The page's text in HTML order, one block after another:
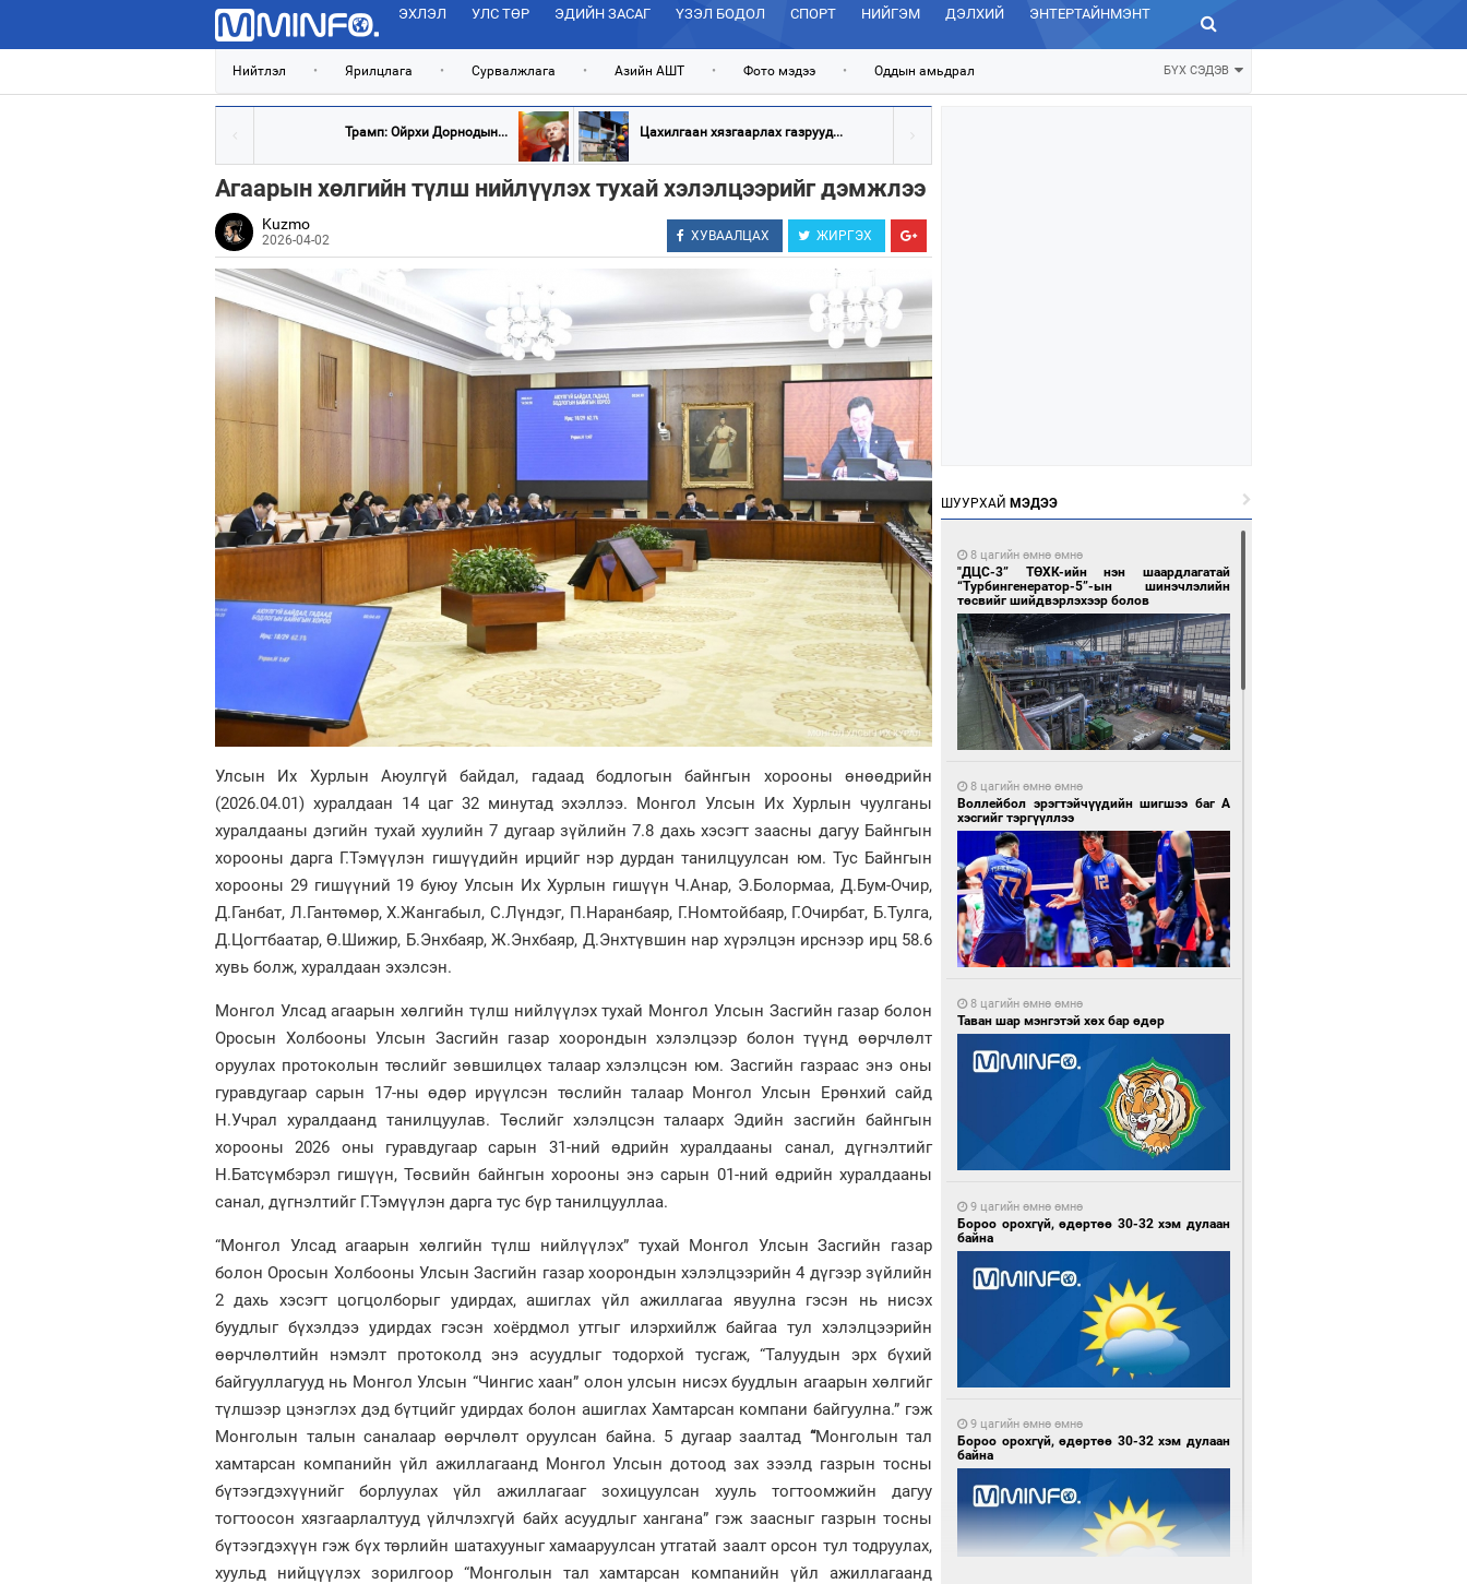
ЭХЛЭЛ УЛС ТӨР ЭДИЙН ЗАСАГ ҮЗЭЛ БОДОЛ СПОРТ НИЙГЭМ ДЭЛХИЙ ЭНТЕРТАЙНМЭНТ ЗУРХАЙ
Нийтлэл • Ярилцлага • Сурвалжлага • Азийн АШТ • Фото мэдээ • Оддын амьдрал БҮХ СЭДЭВ
Трамп: Ойрхи Дорнодын... Цахилгаан хязгаарлах газрууд...
Агаарын хөлгийн түлш нийлүүлэх тухай хэлэлцээрийг дэмжлээ
Kuzmo
2026-04-02 ХУВААЛЦАХ ЖИРГЭХ
Улсын Их Хурлын Аюулгүй байдал, гадаад бодлогын байнгын хорооны өнөөдрийн
(2026.04.01) хуралдаан 14 цаг 32 минутад эхэллээ. Монгол Улсын Их Хурлын чуулганы
хуралдааны дэгийн тухай хуулийн 7 дугаар зүйлийн 7.8 дахь хэсэгт заасны дагуу Байнгын
хорооны дарга Г.Тэмүүлэн гишүүдийн ирцийг нэр дурдан танилцуулсан юм. Тус Байнгын
хорооны 29 гишүүний 19 буюу Улсын Их Хурлын гишүүн Ч.Анар, Э.Болормаа, Д.Бум-Очир,
Д.Ганбат, Л.Гантөмөр, Х.Жангабыл, С.Лүндэг, П.Наранбаяр, Г.Номтойбаяр, Г.Очирбат, Б.Тулга,
Д.Цогтбаатар, Ө.Шижир, Б.Энхбаяр, Ж.Энхбаяр, Д.Энхтүвшин нар хүрэлцэн ирснээр ирц 58.6
хувь болж, хуралдаан эхэлсэн.
Монгол Улсад агаарын хөлгийн түлш нийлүүлэх тухай Монгол Улсын Засгийн газар болон
Оросын Холбооны Улсын Засгийн газар хоорондын хэлэлцээр болон түүнд өөрчлөлт
оруулах протоколын төслийг зөвшилцөх талаар хэлэлцсэн юм. Засгийн газраас энэ оны
гуравдугаар сарын 17-ны өдөр ирүүлсэн төслийн талаар Монгол Улсын Ерөнхий сайд
Н.Учрал хуралдаанд танилцуулав. Төслийг хэлэлцсэн талаарх Эдийн засгийн байнгын
хорооны 2026 оны гуравдугаар сарын 31-ний өдрийн хуралдааны санал, дүгнэлтийг
Н.Батсүмбэрэл гишүүн, Төсвийн байнгын хорооны энэ сарын 01-ний өдрийн хуралдааны
санал, дүгнэлтийг Г.Тэмүүлэн дарга тус бүр танилцууллаа.
“Монгол Улсад агаарын хөлгийн түлш нийлүүлэх” тухай Монгол Улсын Засгийн газар
болон Оросын Холбооны Улсын Засгийн газар хоорондын хэлэлцээрийн 4 дүгээр зүйлийн
2 дахь хэсэгт цогцолборыг удирдах, ашиглах үйл ажиллагаа явуулна гэсэн нь нисэх
буудлыг бүхэлдээ удирдах гэсэн хоёрдмол утгыг илэрхийлж байгаа тул хэлэлцээрийн
өөрчлөлтийн нэмэлт протоколд энэ асуудлыг тодорхой тусгаж, “Талуудын эрх бүхий
байгууллагууд нь Монгол Улсын “Чингис хаан” олон улсын нисэх буудлын агаарын хөлгийг
түлшээр цэнэглэх дэд бүтцийг удирдах болон ашиглах Хамтарсан компани байгуулна.” гэж
Монголын талын саналаар өөрчлөлт оруулсан байна. 5 дугаар заалтад “Монголын тал
хамтарсан компанийн үйл ажиллагаанд Монгол Улсын дотоод зах зээлд газрын тосны
бүтээгдэхүүнийг борлуулах үйл ажиллагааг зохицуулсан хууль тогтоомжийн дагуу
тогтоосон хязгаарлалтууд үйлчлэхгүй байх асуудлыг хангана” гэж заасныг газрын тосны
бүтээгдэхүүн гэж бүх төрлийн шатахууныг хамааруулсан утгатай заалт орсон тул тодруулах,
хуульд нийцүүлэх зорилгоор “Монголын тал хамтарсан компанийн үйл ажиллагаанд
ШУУРХАЙ МЭДЭЭ
8 цагийн өмнө өмнө
"ДЦС-3” ТӨХК-ийн нэн шаардлагатай
“Турбингенератор-5”-ын шинэчлэлийн
төсвийг шийдвэрлэхээр болов
8 цагийн өмнө өмнө
Воллейбол эрэгтэйчүүдийн шигшээ баг А
хэсгийг тэргүүллээ
8 цагийн өмнө өмнө
Таван шар мэнгэтэй хөх бар өдөр
9 цагийн өмнө өмнө
Бороо орохгүй, өдөртөө 30-32 хэм дулаан
байна
9 цагийн өмнө өмнө
Бороо орохгүй, өдөртөө 30-32 хэм дулаан
байна